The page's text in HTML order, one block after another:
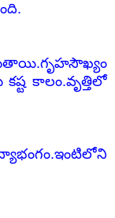
కాలం.వృత్తిలో